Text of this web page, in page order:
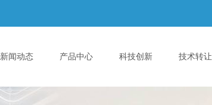
新闻动态 产品中心 科技创新 技术转让